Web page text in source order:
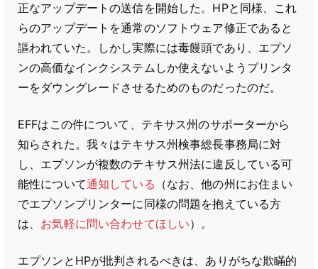
正なアップデートの送信を開始した。HPと同様、これ
らのアップデートを通常のソフトウェア修正であると
謳われていた。しかし実際には毒饅頭であり、エプソ
ンの高価なインクシステムしか使えないようプリンタ
ーをダウングレードさせるためのものだったのだ。
EFFはこの件について、テキサス州のサポーターから
知らされた。我々はテキサス州検事総長事務局に対
し、エプソンが複数のテキサス州法に違反している可
能性について通知している （なお、他の州にお住まい
でエプソンプリンターに同様の問題を抱えている方
は、 お気軽に問い合わせてほしい）。
エプソンとHPが批判されるべきは、ありがちな欺瞞的